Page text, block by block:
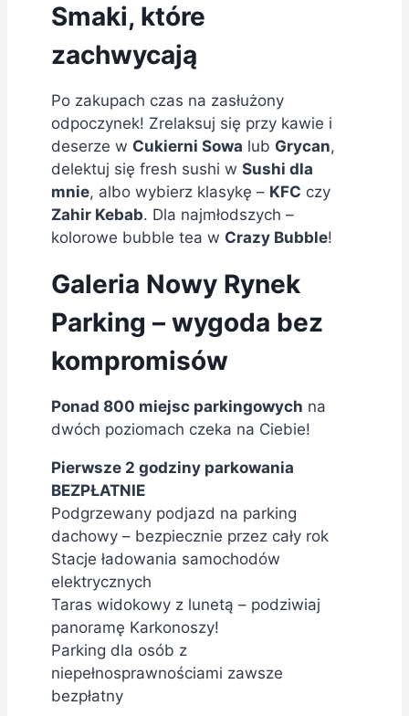
Smaki, które
zachwycają
Po zakupach czas na zasłużony
odpoczynek! Zrelaksuj się przy kawie i
deserze w Cukierni Sowa lub Grycan,
delektuj się fresh sushi w Sushi dla
mnie, albo wybierz klasykę – KFC czy
Zahir Kebab. Dla najmłodszych –
kolorowe bubble tea w Crazy Bubble!
Galeria Nowy Rynek
Parking – wygoda bez
kompromisów
Ponad 800 miejsc parkingowych na
dwóch poziomach czeka na Ciebie!
Pierwsze 2 godziny parkowania
BEZPŁATNIE
Podgrzewany podjazd na parking
dachowy – bezpiecznie przez cały rok
Stacje ładowania samochodów
elektrycznych
Taras widokowy z lunetą – podziwiaj
panoramę Karkonoszy!
Parking dla osób z
niepełnosprawnościami zawsze
bezpłatny